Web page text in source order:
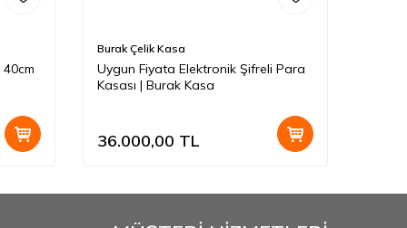
Burak Çelik Kasa
Uygun Fiyata Elektronik Şifreli Para
Kasası | Burak Kasa
36.000,00 TL